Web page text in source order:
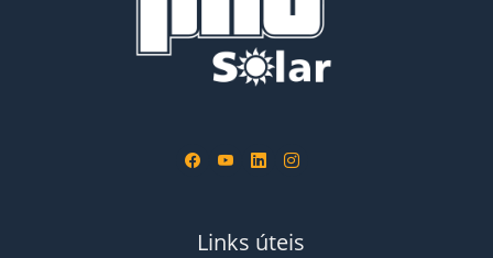
Links úteis